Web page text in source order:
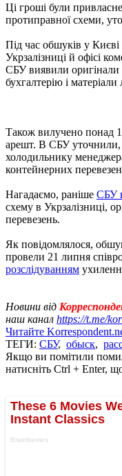
Ці гроші були
протиправної схеми,
Під час обшуків у
Укрзалізниці й офісі
СБУ виявили оригінали
бухгалтерію і
Також вилучено понад
арешт. В СБУ уточнили,
холодильнику
контейнерних
Нагадаємо, раніше СБУ
схему в Укрзалізниці,
перевезень.
Як повідомлялося,
провели 21 липня
розслідуванням
Новини від
наш канал https://t.me/
Читайте
ТЕГИ: СБУ, обыск,
Якщо ви помітили
натисніть Ctrl + Enter,